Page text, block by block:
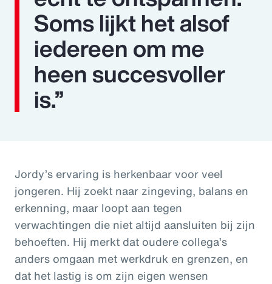
Soms lijkt het alsof
iedereen om me
heen succesvoller
is.”
Jordy’s ervaring is herkenbaar voor veel
jongeren. Hij zoekt naar zingeving, balans en
erkenning, maar loopt aan tegen
verwachtingen die niet altijd aansluiten bij zijn
behoeften. Hij merkt dat oudere collega’s
anders omgaan met werkdruk en grenzen, en
dat het lastig is om zijn eigen wensen